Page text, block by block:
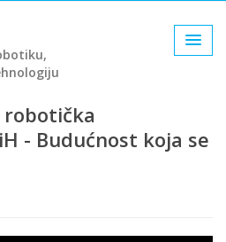
robotička
- Budućnost koja se